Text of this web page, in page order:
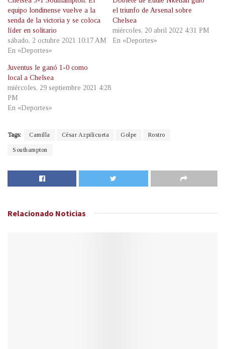
equipo londinense vuelve a la
senda de la victoria y se coloca
líder en solitario
sábado, 2 octubre 2021 10:17 AM
En «Deportes»
el triunfo de Arsenal sobre
Chelsea
miércoles, 20 abril 2022 4:31 PM
En «Deportes»
Juventus le ganó 1-0 como
local a Chelsea
miércoles, 29 septiembre 2021 4:28
PM
En «Deportes»
Tags: Camilla César Azpilicueta Golpe Rostro
Southampton
Relacionado Noticias